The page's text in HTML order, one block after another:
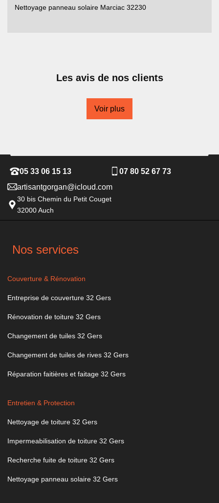
Nettoyage panneau solaire Marciac 32230
Les avis de nos clients
Voir plus
05 33 06 15 13
07 80 52 67 73
artisantgorgan@icloud.com
30 bis Chemin du Petit Couget
32000 Auch
Nos services
Couverture & Rénovation
Entreprise de couverture 32 Gers
Rénovation de toiture 32 Gers
Changement de tuiles 32 Gers
Changement de tuiles de rives 32 Gers
Réparation faitières et faitage 32 Gers
Entretien & Protection
Nettoyage de toiture 32 Gers
Impermeabilisation de toiture 32 Gers
Recherche fuite de toiture 32 Gers
Nettoyage panneau solaire 32 Gers